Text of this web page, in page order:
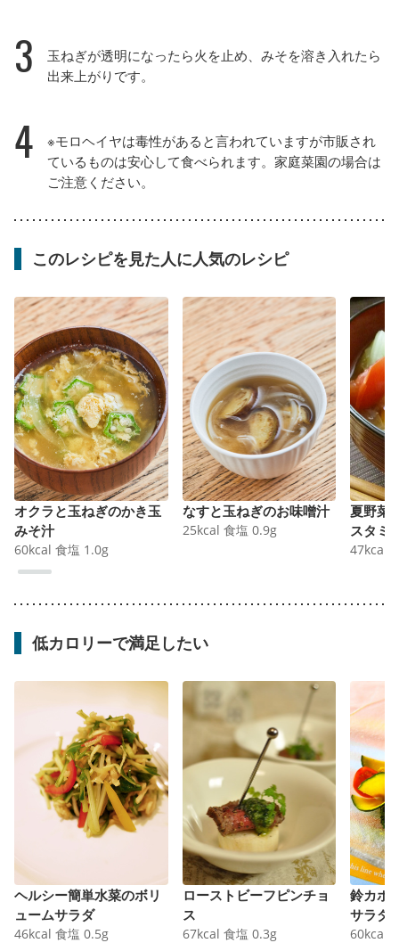
3
玉ねぎが透明になったら火を止め、みそを溶き入れたら
出来上がりです。
4
※モロヘイヤは毒性があると言われていますが市販され
ているものは安心して食べられます。家庭菜園の場合は
ご注意ください。
このレシピを見た人に人気のレシピ
オクラと玉ねぎのかき玉
みそ汁
60kcal 食塩 1.0g
なすと玉ねぎのお味噌汁
25kcal 食塩 0.9g
夏野菜
スタミ
47kcal
低カロリーで満足したい
ヘルシー簡単水菜のボリ
ュームサラダ
46kcal 食塩 0.5g
ローストビーフピンチョ
ス
67kcal 食塩 0.3g
鈴カボ
サラダ
60kcal